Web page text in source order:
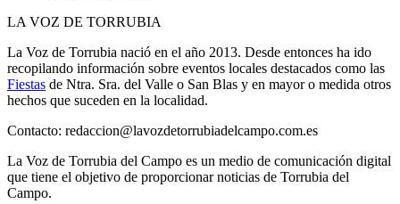
LA VOZ DE TORRUBIA
La Voz de Torrubia nació en el año 2013. Desde entonces ha ido
recopilando información sobre eventos locales destacados como las
Fiestas de Ntra. Sra. del Valle o San Blas y en mayor o medida otros
hechos que suceden en la localidad.
Contacto: redaccion@lavozdetorrubiadelcampo.com.es
La Voz de Torrubia del Campo es un medio de comunicación digital
que tiene el objetivo de proporcionar noticias de Torrubia del
Campo.